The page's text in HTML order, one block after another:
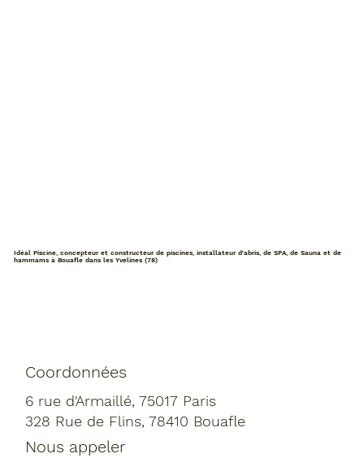
Idéal Piscine, concepteur et constructeur de piscines, installateur d'abris, de SPA, de Sauna et de
hammams à Bouafle dans les Yvelines (78)
Coordonnées
6 rue d'Armaillé, 75017 Paris
328 Rue de Flins, 78410 Bouafle
Nous appeler